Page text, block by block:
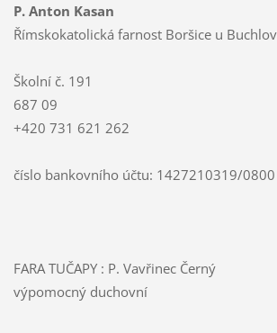
P. Anton Kasan
Římskokatolická farnost Boršice u
Školní č. 191
687 09
+420 731 621 262
číslo bankovního účtu: 1427210319/0800
FARA TUČAPY : P. Vavřinec Černý
výpomocný duchovní